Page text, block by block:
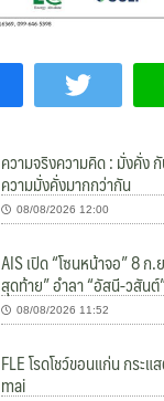
ความจริงความคิด : มั่งคั่ง
ความมั่งคั่งมากกว่ากัน
08/08/2026 12:00
AIS เปิด “โซนหน้าจอ” 8 ก
สุดท้าย” อำลา “อัสนี-วสันต์
08/08/2026 11:52
FLE โรดโชว์ขอนแก่น กระ
mai